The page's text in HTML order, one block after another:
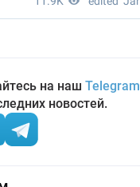
на наш Telegram
новостей.